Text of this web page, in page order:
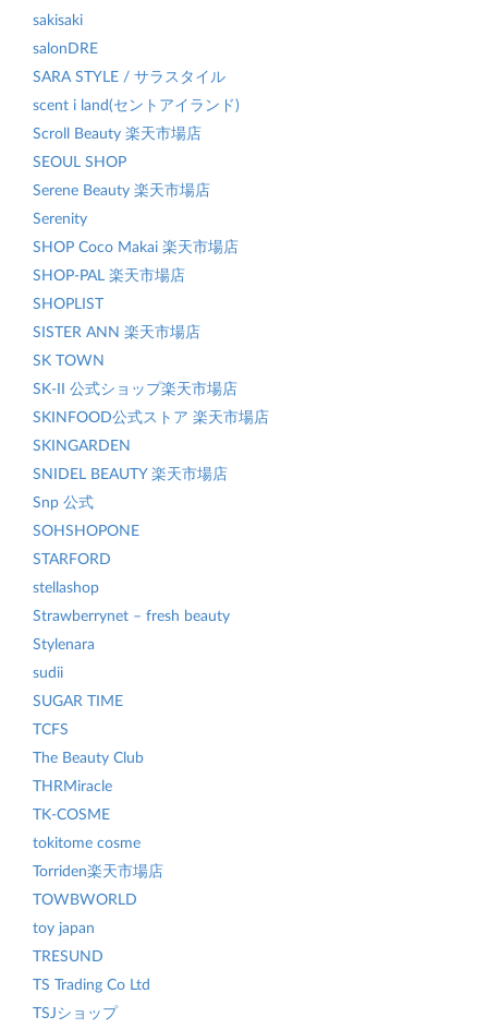
sakisaki
salonDRE
SARA STYLE / サラスタイル
scent i land(セントアイランド)
Scroll Beauty 楽天市場店
SEOUL SHOP
Serene Beauty 楽天市場店
Serenity
SHOP Coco Makai 楽天市場店
SHOP-PAL 楽天市場店
SHOPLIST
SISTER ANN 楽天市場店
SK TOWN
SK-II 公式ショップ楽天市場店
SKINFOOD公式ストア 楽天市場店
SKINGARDEN
SNIDEL BEAUTY 楽天市場店
Snp 公式
SOHSHOPONE
STARFORD
stellashop
Strawberrynet – fresh beauty
Stylenara
sudii
SUGAR TIME
TCFS
The Beauty Club
THRMiracle
TK-COSME
tokitome cosme
Torriden楽天市場店
TOWBWORLD
toy japan
TRESUND
TS Trading Co Ltd
TSJショップ